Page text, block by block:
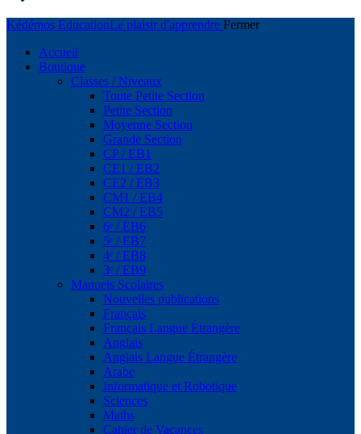
Kédémos EducationLe plaisir d'apprendre Fermer
Accueil
Boutique
Classes / Niveaux
Toute Petite Section
Petite Section
Moyenne Section
Grande Section
CP / EB1
CE1 / EB2
CE2 / EB3
CM1 / EB4
CM2 / EB5
6ᵉ / EB6
5ᵉ / EB7
4ᵉ / EB8
3ᵉ / EB9
Manuels Scolaires
Nouvelles publications
Français
Français Langue Étrangère
Anglais
Anglais Langue Étrangère
Arabe
Informatique et Robotique
Sciences
Maths
Cahier de Vacances